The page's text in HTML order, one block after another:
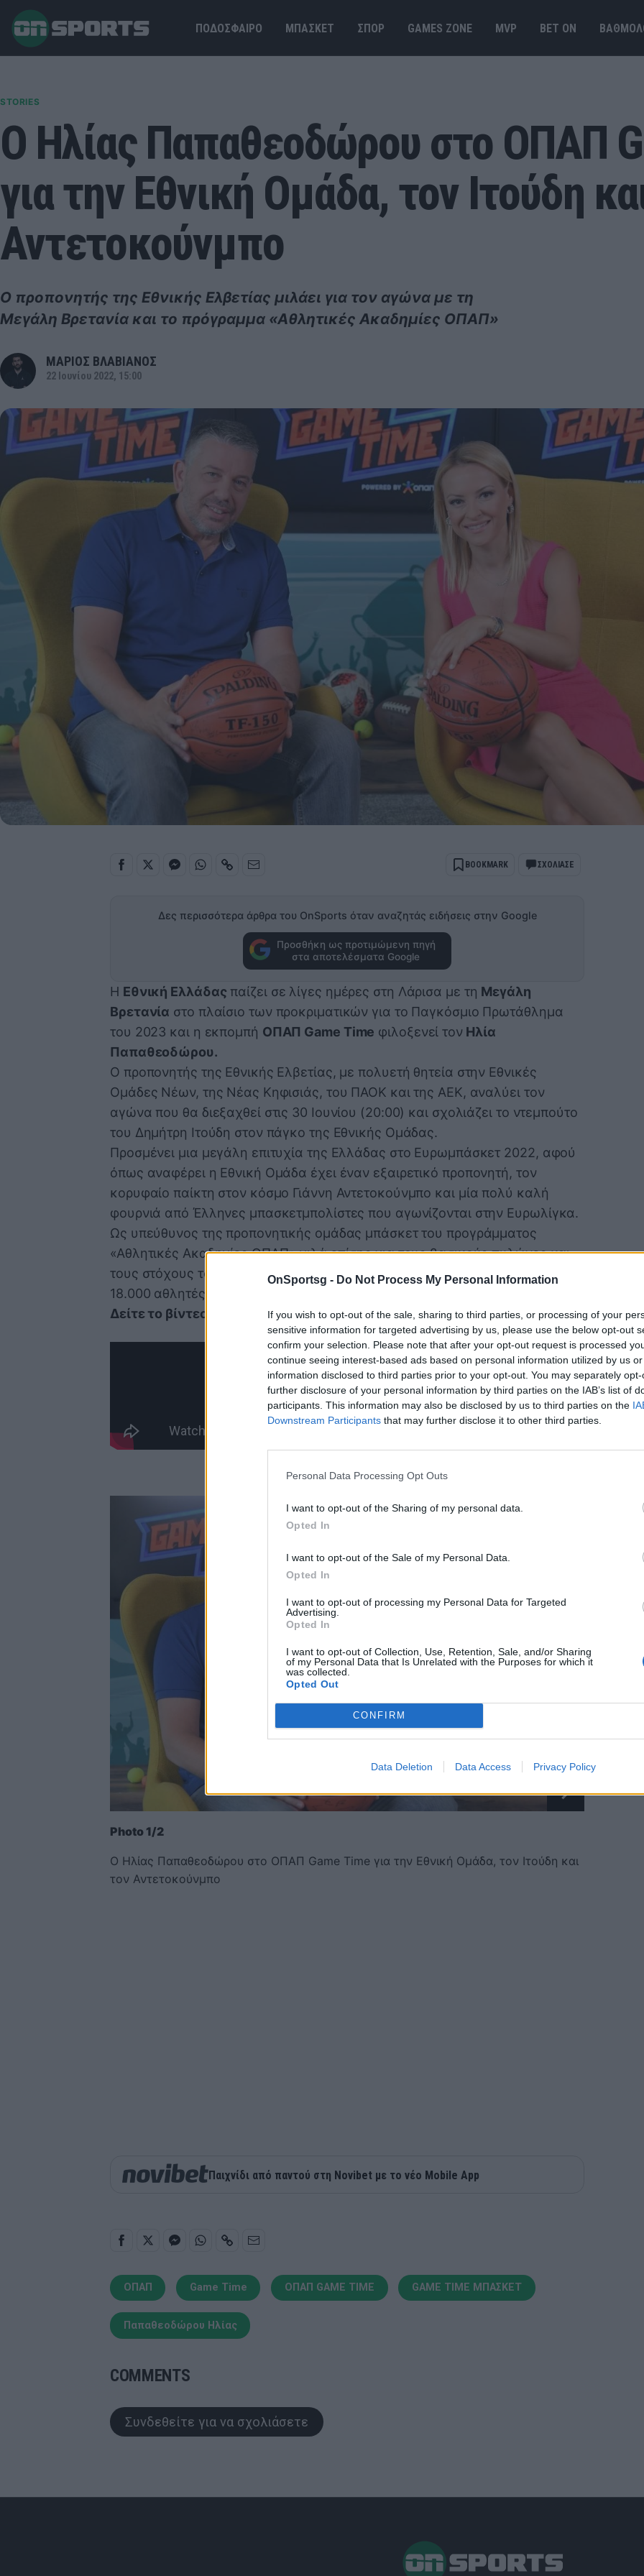
OnSportsg - Do Not Process My Personal Information
If you wish to opt-out of the sale, sharing to third parties, or processing of your
sensitive information for targeted advertising by us, please use the below opt-out
confirm your selection. Please note that after your opt-out request is processed
continue seeing interest-based ads based on personal information utilized by us
information disclosed to third parties prior to your opt-out. You may separately
further disclosure of your personal information by third parties on the IAB’s list of
participants. This information may also be disclosed by us to third parties on the
Downstream Participants that may further disclose it to other third parties.
Personal Data Processing Opt Outs
I want to opt-out of the Sharing of my personal data.
Opted In
I want to opt-out of the Sale of my Personal Data.
Opted In
I want to opt-out of processing my Personal Data for Targeted
Advertising.
Opted In
I want to opt-out of Collection, Use, Retention, Sale, and/or Sharing
of my Personal Data that Is Unrelated with the Purposes for which it
was collected.
Opted Out
CONFIRM
Data Deletion Data Access Privacy Policy
ΠΟΔΟΣΦΑΙΡΟ ΜΠΑΣΚΕΤ ΣΠΟΡ GAMES ΖΟΝΕ MVP BET ΟΝ
STORIES
Ο Ηλίας Παπαθεοδώρου στο ΟΠΑΠ
για την Εθνική Ομάδα, τον Ιτούδη
Αντετοκούνμπο
Ο προπονητής της Εθνικής Ελβετίας μιλάει για τον αγώνα με τη
Μεγάλη Βρετανία και το πρόγραμμα «Αθλητικές Ακαδημίες ΟΠΑΠ»
ΜΑΡΙΟΣ ΒΛΑΒΙΑΝΟΣ
22 Ιουνίου 2022, 15:00
BOOKMARK ΣΧΟΛΙΑΣΕ
Δες περισσότερα άρθρα του OnSports όταν αναζητάς ειδήσεις στην Google
Προσθήκη ως προτιμώμενη πηγή
στα αποτελέσματα Google
Η Εθνική Ελλάδας παίζει σε λίγες ημέρες στη Λάρισα με τη Μεγάλη
Βρετανία στο πλαίσιο των προκριματικών για το Παγκόσμιο Πρωτάθλημα
του 2023 και η εκπομπή ΟΠΑΠ Game Time φιλοξενεί τον Ηλία
Παπαθεοδώρου.
Ο προπονητής της Εθνικής Ελβετίας, με πολυετή θητεία στην Εθνικές
Ομάδες Νέων, της Νέας Κηφισιάς, του ΠΑΟΚ και της ΑΕΚ, αναλύει τον
αγώνα που θα διεξαχθεί στις 30 Ιουνίου (20:00) και σχολιάζει το ντεμπούτο
του Δημήτρη Ιτούδη στον πάγκο της Εθνικής Ομάδας.
Προσμένει μια μεγάλη επιτυχία της Ελλάδας στο Ευρωμπάσκετ 2022, αφού
όπως αναφέρει η Εθνική Ομάδα έχει έναν εξαιρετικό προπονητή, τον
κορυφαίο παίκτη στον κόσμο Γιάννη Αντετοκούνμπο και μία πολύ καλή
φουρνιά από Έλληνες μπασκετμπολίστες που αγωνίζονται στην Ευρωλίγκα.
Ως υπεύθυνος της προπονητικής ομάδας μπάσκετ του προγράμματος
«Αθλητικές Ακαδημίες ΟΠΑΠ» μιλά επίσης για τους βασικούς πυλώνες και
τους στόχους του προγράμματος που υλοποιείται από το 2014 και αριθμεί
18.000 αθλητές.
Δείτε το βίντεο:
Photo 1/2
Ο Ηλίας Παπαθεοδώρου στο ΟΠΑΠ Game Time για την Εθνική Ομάδα, τον Ιτούδη και
τον Αντετοκούνμπο
Παιχνίδι από παντού στη Novibet με το νέο Mobile App
ΟΠΑΠ Game Time ΟΠΑΠ GAME TIME GAME TIME ΜΠΑΣΚΕΤ
Παπαθεοδώρου Ηλίας
COMMENTS
Συνδεθείτε για να σχολιάσετε